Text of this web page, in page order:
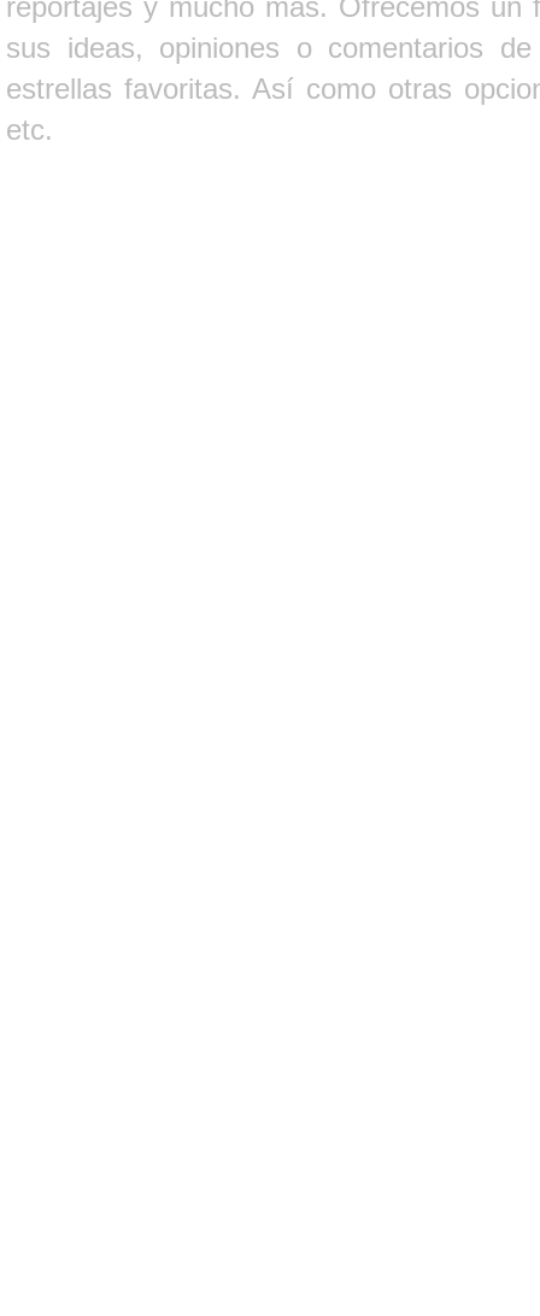
sus ideas, opiniones o comentarios
estrellas favoritas. Así como otras
etc.